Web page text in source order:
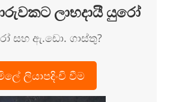
ලාභදායී යුරෝ
සහ ඇ.ඩො. ගාස්තු?
ලියාපදිංචි වීම